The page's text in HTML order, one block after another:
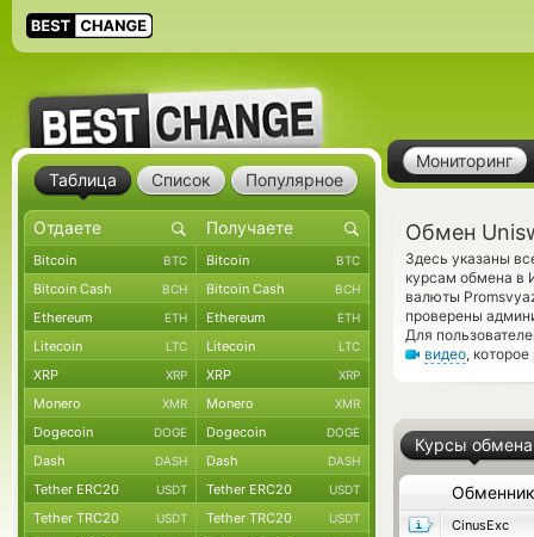
Мониторинг
Обмен
Здесь указаны
курсам обмена в
валюты
проверены
Для
видео,
Курсы обмена
Обменник
CinusExc
Таблица Список Популярное
Bitcoin BTC Bitcoin BTC
Bitcoin Cash BCH Bitcoin Cash BCH
Ethereum ETH Ethereum ETH
Litecoin LTC Litecoin LTC
XRP XRP XRP XRP
Monero XMR Monero XMR
Dogecoin DOGE Dogecoin DOGE
Dash DASH Dash DASH
Tether ERC20 USDT Tether ERC20 USDT
Tether TRC20 USDT Tether TRC20 USDT